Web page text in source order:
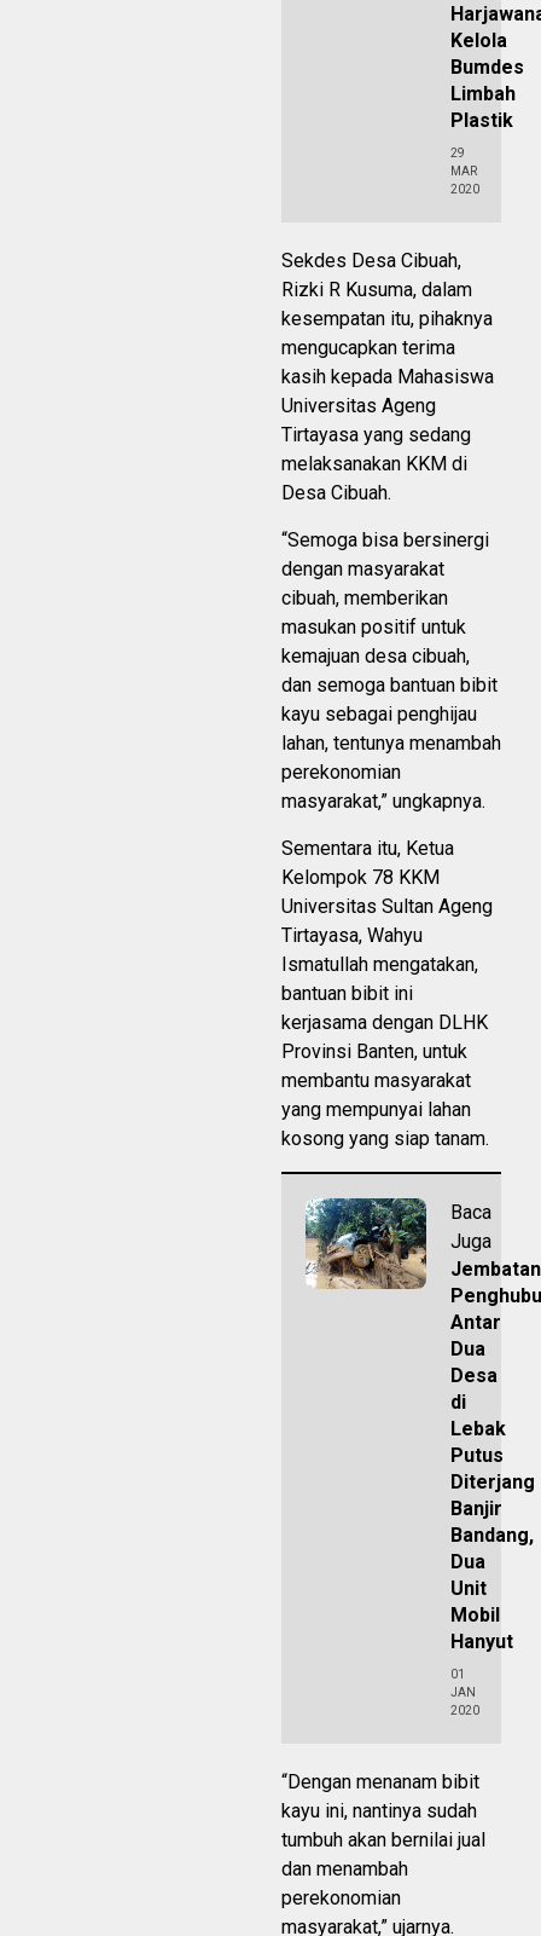
Kelola
Bumdes
Limbah
Plastik
29
MAR
2020
Sekdes Desa Cibuah,
Rizki R Kusuma, dalam
kesempatan itu, pihaknya
mengucapkan terima
kasih kepada Mahasiswa
Universitas Ageng
Tirtayasa yang sedang
melaksanakan KKM di
Desa Cibuah.
“Semoga bisa bersinergi
dengan masyarakat
cibuah, memberikan
masukan positif untuk
kemajuan desa cibuah,
dan semoga bantuan bibit
kayu sebagai penghijau
lahan, tentunya menambah
perekonomian
masyarakat,” ungkapnya.
Sementara itu, Ketua
Kelompok 78 KKM
Universitas Sultan Ageng
Tirtayasa, Wahyu
Ismatullah mengatakan,
bantuan bibit ini
kerjasama dengan DLHK
Provinsi Banten, untuk
membantu masyarakat
yang mempunyai lahan
kosong yang siap tanam.
Baca
Juga
Jembatan
Antar
Dua
Desa
di
Lebak
Putus
Diterjang
Banjir
Bandang,
Dua
Unit
Mobil
Hanyut
01
JAN
2020
“Dengan menanam bibit
kayu ini, nantinya sudah
tumbuh akan bernilai jual
dan menambah
perekonomian
masyarakat,” ujarnya.